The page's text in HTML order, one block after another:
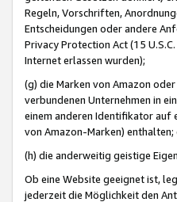
Regeln, Vorschriften,
Entscheidungen oder andere
Privacy Protection Act (15
Internet erlassen wurden);
(g) die Marken von Amazon
verbundenen Unternehmen in
einem anderen Identifikator auf
von Amazon-Marken) enthalten;
(h) die anderweitig geistige
Ob eine Website geeignet ist,
jederzeit die Möglichkeit den